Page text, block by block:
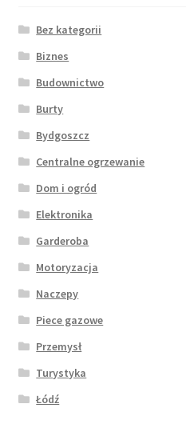
Bez kategorii
Biznes
Budownictwo
Burty
Bydgoszcz
Centralne ogrzewanie
Dom i ogród
Elektronika
Garderoba
Motoryzacja
Naczepy
Piece gazowe
Przemysł
Turystyka
Łódź